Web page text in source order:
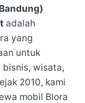
adalah
yang
untuk
bisnis, wisata,
2010, kami
mobil Blora